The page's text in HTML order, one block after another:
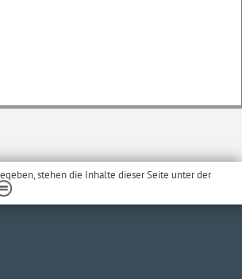
stehen die Inhalte dieser Seite unter der